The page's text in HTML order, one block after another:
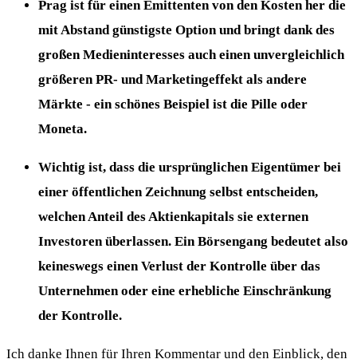
Prag ist für einen Emittenten von den Kosten her die
mit Abstand günstigste Option und bringt dank des
großen Medieninteresses auch einen unvergleichlich
größeren PR- und Marketingeffekt als andere
Märkte - ein schönes Beispiel ist die Pille oder
Moneta.
Wichtig ist, dass die ursprünglichen Eigentümer bei
einer öffentlichen Zeichnung selbst entscheiden,
welchen Anteil des Aktienkapitals sie externen
Investoren überlassen. Ein Börsengang bedeutet also
keineswegs einen Verlust der Kontrolle über das
Unternehmen oder eine erhebliche Einschränkung
der Kontrolle.
Ich danke Ihnen für Ihren Kommentar und den Einblick, den